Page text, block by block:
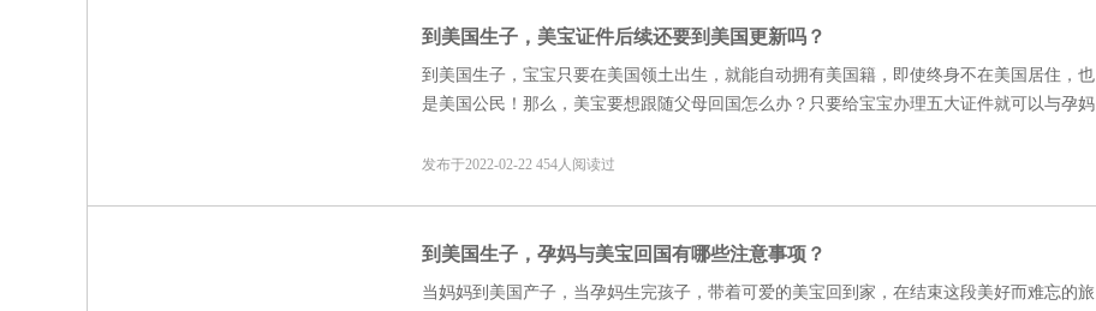
到美国生子，美宝证件后续还要到美国更新吗？
到美国生子，宝宝只要在美国领土出生，就能自动拥有美国籍，即使终身不在美国居住，也
是美国公民！那么，美宝要想跟随父母回国怎么办？只要给宝宝办理五大证件就可以与孕妈
发布于2022-02-22 454人阅读过
到美国生子，孕妈与美宝回国有哪些注意事项？
当妈妈到美国产子，当孕妈生完孩子，带着可爱的美宝回到家，在结束这段美好而难忘的旅